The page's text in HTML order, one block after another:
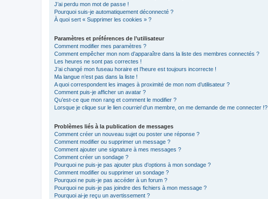
J’ai perdu mon mot de passe !
Pourquoi suis-je automatiquement déconnecté ?
À quoi sert « Supprimer les cookies » ?
Paramètres et préférences de l’utilisateur
Comment modifier mes paramètres ?
Comment empêcher mon nom d’apparaître dans la liste des membres connectés ?
Les heures ne sont pas correctes !
J’ai changé mon fuseau horaire et l’heure est toujours incorrecte !
Ma langue n’est pas dans la liste !
A quoi correspondent les images à proximité de mon nom d’utilisateur ?
Comment puis-je afficher un avatar ?
Qu’est-ce que mon rang et comment le modifier ?
Lorsque je clique sur le lien courrield’un membre, on me demande de me connecter !?
Problèmes liés à la publication de messages
Comment créer un nouveau sujet ou poster une réponse ?
Comment modifier ou supprimer un message ?
Comment ajouter une signature à mes messages ?
Comment créer un sondage ?
Pourquoi ne puis-je pas ajouter plus d’options à mon sondage ?
Comment modifier ou supprimer un sondage ?
Pourquoi ne puis-je pas accéder à un forum ?
Pourquoi ne puis-je pas joindre des fichiers à mon message ?
Pourquoi ai-je reçu un avertissement ?